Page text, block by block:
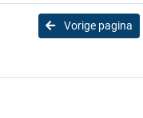
Vorige pagina